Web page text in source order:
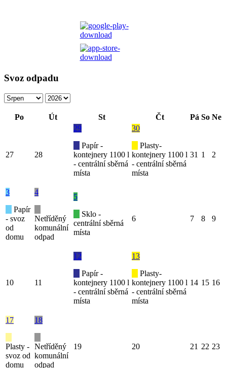
Svoz odpadu
Po Út St Čt Pá So Ne
27 28
29
Papír -
kontejnery 1100 l
- centrální sběrná
místa
30
Plasty-
kontejnery 1100 l
- centrální sběrná
místa
31 1 2
3
Papír
- svoz
od
domu
4
Netříděný
komunální
odpad
5
Sklo -
centrální sběrná
místa
6 7 8 9
10 11
12
Papír -
kontejnery 1100 l
- centrální sběrná
místa
13
Plasty-
kontejnery 1100 l
- centrální sběrná
místa
14 15 16
17
Plasty -
svoz od
domu
18
Netříděný
komunální
odpad
19 20 21 22 23